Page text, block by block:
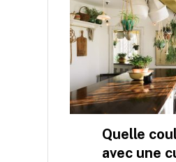
Quelle
avec une